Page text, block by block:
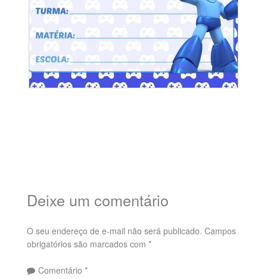
Deixe um comentário
O seu endereço de e-mail não será publicado. Campos
obrigatórios são marcados com *
Comentário *